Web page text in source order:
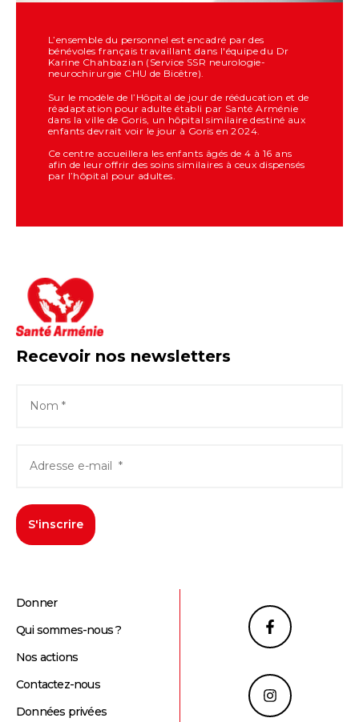
L’ensemble du personnel est encadré par des
bénévoles français travaillant dans l'équipe du Dr
Karine Chahbazian (Service SSR neurologie-
neurochirurgie CHU de Bicêtre).
Sur le modèle de l’Hôpital de jour de rééducation et de
réadaptation pour adulte établi par Santé Arménie
dans la ville de Goris, un hôpital similaire destiné aux
enfants devrait voir le jour à Goris en 2024.
Ce centre accueillera les enfants âgés de 4 à 16 ans
afin de leur offrir des soins similaires à ceux dispensés
par l’hôpital pour adultes.
Recevoir nos newsletters
S'inscrire
Donner
Qui sommes-nous ?
Nos actions
Contactez-nous
Données privées